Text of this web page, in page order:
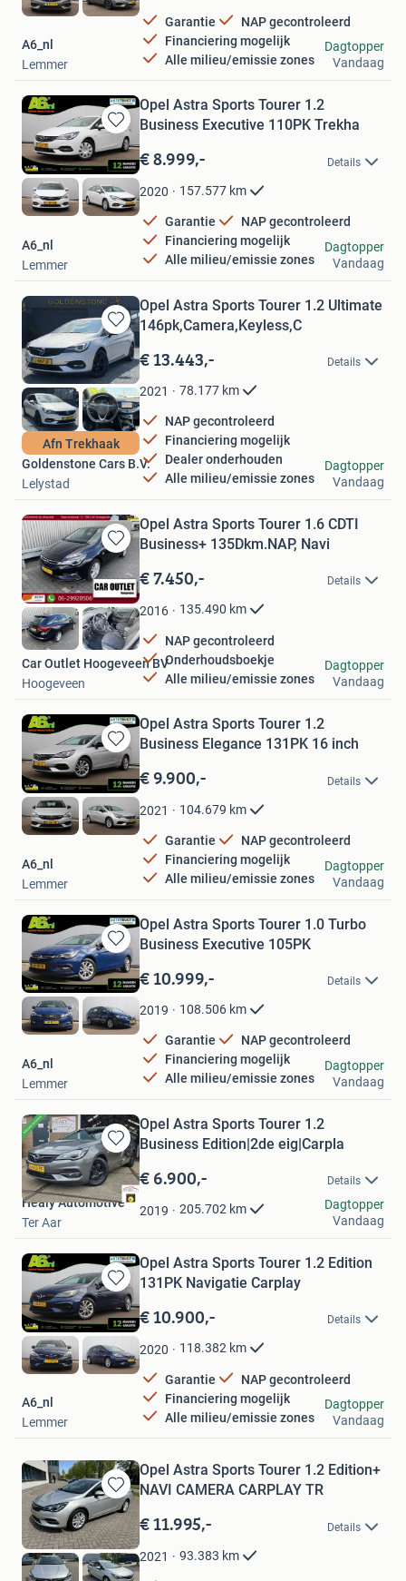
Garantie
NAP gecontroleerd
Financiering mogelijk
Alle milieu/emissie zones
A6_nl
Lemmer
Dagtopper
Vandaag
Bewaren
in
Mijn
Favorieten
Opel Astra Sports Tourer 1.2
Business Executive 110PK Trekha
€ 8.999,- Details
2020 157.577 km
Garantie
NAP gecontroleerd
Financiering mogelijk
Alle milieu/emissie zones
A6_nl
Lemmer
Dagtopper
Vandaag
Bewaren
in
Mijn
Favorieten
Afn Trekhaak
Opel Astra Sports Tourer 1.2 Ultimate
146pk,Camera,Keyless,C
€ 13.443,- Details
2021 78.177 km
NAP gecontroleerd
Financiering mogelijk
Dealer onderhouden
Alle milieu/emissie zones
Goldenstone Cars B.V.
Lelystad
Dagtopper
Vandaag
Bewaren
in
Mijn
Favorieten
Opel Astra Sports Tourer 1.6 CDTI
Business+ 135Dkm.NAP, Navi
€ 7.450,- Details
2016 135.490 km
NAP gecontroleerd
Onderhoudsboekje
Alle milieu/emissie zones
Car Outlet Hoogeveen BV
Hoogeveen
Dagtopper
Vandaag
Bewaren
in
Mijn
Favorieten
Opel Astra Sports Tourer 1.2
Business Elegance 131PK 16 inch
€ 9.900,- Details
2021 104.679 km
Garantie
NAP gecontroleerd
Financiering mogelijk
Alle milieu/emissie zones
A6_nl
Lemmer
Dagtopper
Vandaag
Bewaren
in
Mijn
Favorieten
Opel Astra Sports Tourer 1.0 Turbo
Business Executive 105PK
€ 10.999,- Details
2019 108.506 km
Garantie
NAP gecontroleerd
Financiering mogelijk
Alle milieu/emissie zones
A6_nl
Lemmer
Dagtopper
Vandaag
Bewaren
in
Mijn
Favorieten
Opel Astra Sports Tourer 1.2
Business Edition|2de eig|Carpla
€ 6.900,- Details
2019 205.702 km
Healy Automotive
Ter Aar
Dagtopper
Vandaag
Bewaren
in
Mijn
Favorieten
Opel Astra Sports Tourer 1.2 Edition
131PK Navigatie Carplay
€ 10.900,- Details
2020 118.382 km
Garantie
NAP gecontroleerd
Financiering mogelijk
Alle milieu/emissie zones
A6_nl
Lemmer
Dagtopper
Vandaag
Bewaren
in
Mijn
Favorieten
Opel Astra Sports Tourer 1.2 Edition+
NAVI CAMERA CARPLAY TR
€ 11.995,- Details
2021 93.383 km